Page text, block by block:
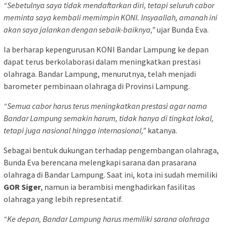
“Sebetulnya saya tidak mendaftarkan diri, tetapi seluruh cabor
meminta saya kembali memimpin KONI. Insyaallah, amanah ini
akan saya jalankan dengan sebaik-baiknya,”ujar Bunda Eva.
Ia berharap kepengurusan KONI Bandar Lampung ke depan
dapat terus berkolaborasi dalam meningkatkan prestasi
olahraga. Bandar Lampung, menurutnya, telah menjadi
barometer pembinaan olahraga di Provinsi Lampung.
“Semua cabor harus terus meningkatkan prestasi agar nama
Bandar Lampung semakin harum, tidak hanya di tingkat lokal,
tetapi juga nasional hingga internasional,” katanya.
Sebagai bentuk dukungan terhadap pengembangan olahraga,
Bunda Eva berencana melengkapi sarana dan prasarana
olahraga di Bandar Lampung. Saat ini, kota ini sudah memiliki
GOR Siger, namun ia berambisi menghadirkan fasilitas
olahraga yang lebih representatif.
“Ke depan, Bandar Lampung harus memiliki sarana olahraga